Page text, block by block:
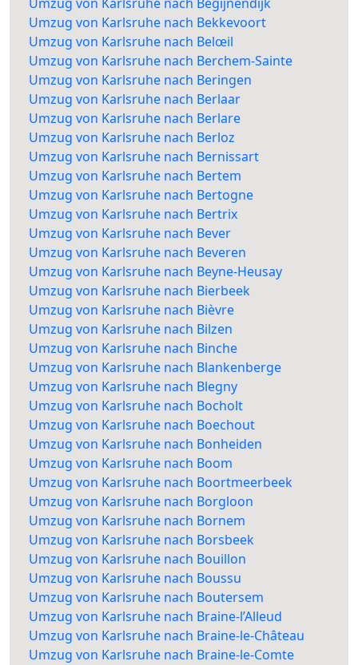
Umzug von Karlsruhe nach Bekkevoort
Umzug von Karlsruhe nach Belœil
Umzug von Karlsruhe nach Berchem-Sainte
Umzug von Karlsruhe nach Beringen
Umzug von Karlsruhe nach Berlaar
Umzug von Karlsruhe nach Berlare
Umzug von Karlsruhe nach Berloz
Umzug von Karlsruhe nach Bernissart
Umzug von Karlsruhe nach Bertem
Umzug von Karlsruhe nach Bertogne
Umzug von Karlsruhe nach Bertrix
Umzug von Karlsruhe nach Bever
Umzug von Karlsruhe nach Beveren
Umzug von Karlsruhe nach Beyne-Heusay
Umzug von Karlsruhe nach Bierbeek
Umzug von Karlsruhe nach Bièvre
Umzug von Karlsruhe nach Bilzen
Umzug von Karlsruhe nach Binche
Umzug von Karlsruhe nach Blankenberge
Umzug von Karlsruhe nach Blegny
Umzug von Karlsruhe nach Bocholt
Umzug von Karlsruhe nach Boechout
Umzug von Karlsruhe nach Bonheiden
Umzug von Karlsruhe nach Boom
Umzug von Karlsruhe nach Boortmeerbeek
Umzug von Karlsruhe nach Borgloon
Umzug von Karlsruhe nach Bornem
Umzug von Karlsruhe nach Borsbeek
Umzug von Karlsruhe nach Bouillon
Umzug von Karlsruhe nach Boussu
Umzug von Karlsruhe nach Boutersem
Umzug von Karlsruhe nach Braine-l’Alleud
Umzug von Karlsruhe nach Braine-le-Château
Umzug von Karlsruhe nach Braine-le-Comte